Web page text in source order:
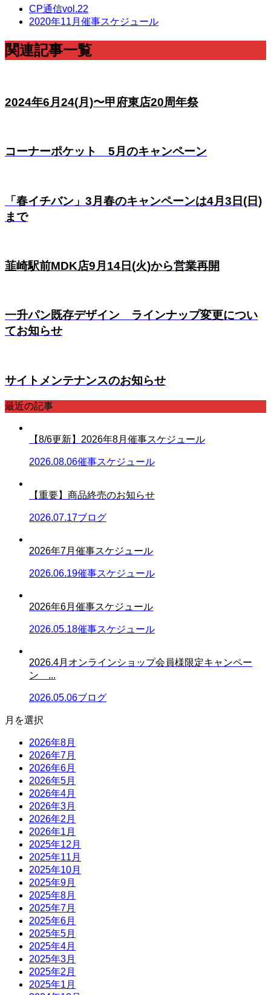
CP通信vol.22
2020年11月催事スケジュール
関連記事一覧
2024年6月24(月)〜甲府東店20周年祭
コーナーポケット 5月のキャンペーン
「春イチバン」3月春のキャンペーンは4月3日(日)
まで
韮崎駅前MDK店9月14日(火)から営業再開
一升パン既存デザイン ラインナップ変更につい
てお知らせ
サイトメンテナンスのお知らせ
最近の記事
【8/6更新】2026年8月催事スケジュール
2026.08.06催事スケジュール
【重要】商品終売のお知らせ
2026.07.17ブログ
2026年7月催事スケジュール
2026.06.19催事スケジュール
2026年6月催事スケジュール
2026.05.18催事スケジュール
2026.4月オンラインショップ会員様限定キャンペー
ン ...
2026.05.06ブログ
月を選択
2026年8月
2026年7月
2026年6月
2026年5月
2026年4月
2026年3月
2026年2月
2026年1月
2025年12月
2025年11月
2025年10月
2025年9月
2025年8月
2025年7月
2025年6月
2025年5月
2025年4月
2025年3月
2025年2月
2025年1月